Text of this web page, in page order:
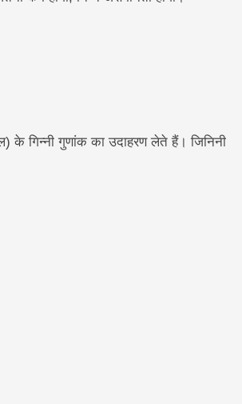
के गिन्नी गुणांक का उदाहरण लेते हैं। जिनिनी